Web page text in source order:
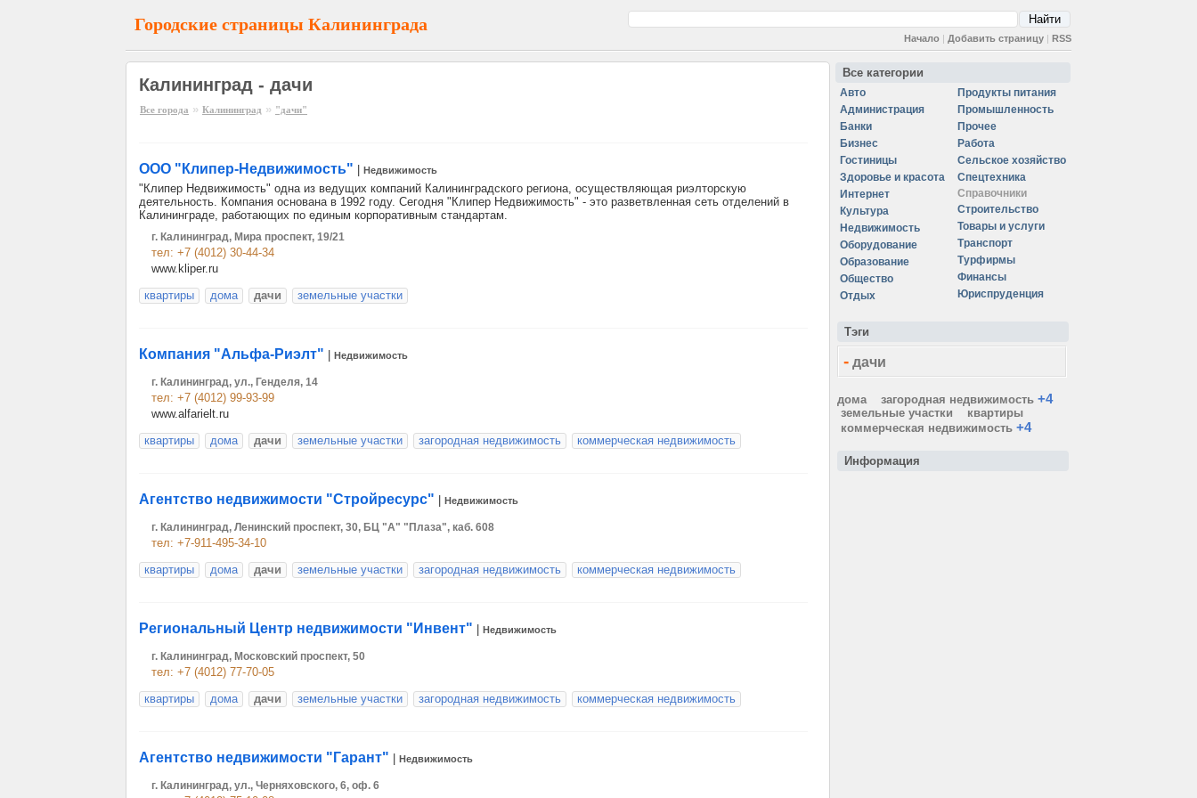
Городские страницы Калининграда
Начало | Добавить страницу | RSS
Калининград - дачи
Все города » Калининград » "дачи"
ООО "Клипер-Hедвижимость" Недвижимость
"Клипер Недвижимость" одна из ведущих компаний Калининградского региона, осуществляющая риэлторскую
деятельность. Компания основана в 1992 году. Сегодня "Клипер Недвижимость" - это разветвленная сеть отделений в
Калининграде, работающих по единым корпоративным стандартам.
г. Калининград, Мира проспект, 19/21
тел: +7 (4012) 30-44-34
www.kliper.ru
квартиры
дома дачи земельные участки
Компания "Альфа-Риэлт" Недвижимость
г. Калининград, ул., Генделя, 14
тел: +7 (4012) 99-93-99
www.alfarielt.ru
квартиры
дома дачи земельные участки загородная недвижимость коммерческая недвижимость
Агентство недвижимости "Стройресурс" Недвижимость
г. Калининград, Ленинский проспект, 30, БЦ "А" "Плаза", каб. 608
тел: +7-911-495-34-10
квартиры
дома дачи земельные участки загородная недвижимость коммерческая недвижимость
Региональный Центр недвижимости "Инвент" Недвижимость
г. Калининград, Московский проспект, 50
тел: +7 (4012) 77-70-05
квартиры
дома дачи земельные участки загородная недвижимость коммерческая недвижимость
Агентство недвижимости "Гарант" Недвижимость
г. Калининград, ул., Черняховского, 6, оф. 6
Все категории
Авто
Администрация
Банки
Бизнес
Гостиницы
Здоровье и красота
Интернет
Культура
Недвижимость
Оборудование
Образование
Общество
Отдых
Продукты питания
Промышленность
Прочее
Работа
Сельское хозяйство
Спецтехника
Справочники
Строительство
Товары и услуги
Транспорт
Турфирмы
Финансы
Юриспруденция
Тэги
- дачи
дома загородная недвижимость +4
земельные участки
квартиры
коммерческая недвижимость +4
Информация